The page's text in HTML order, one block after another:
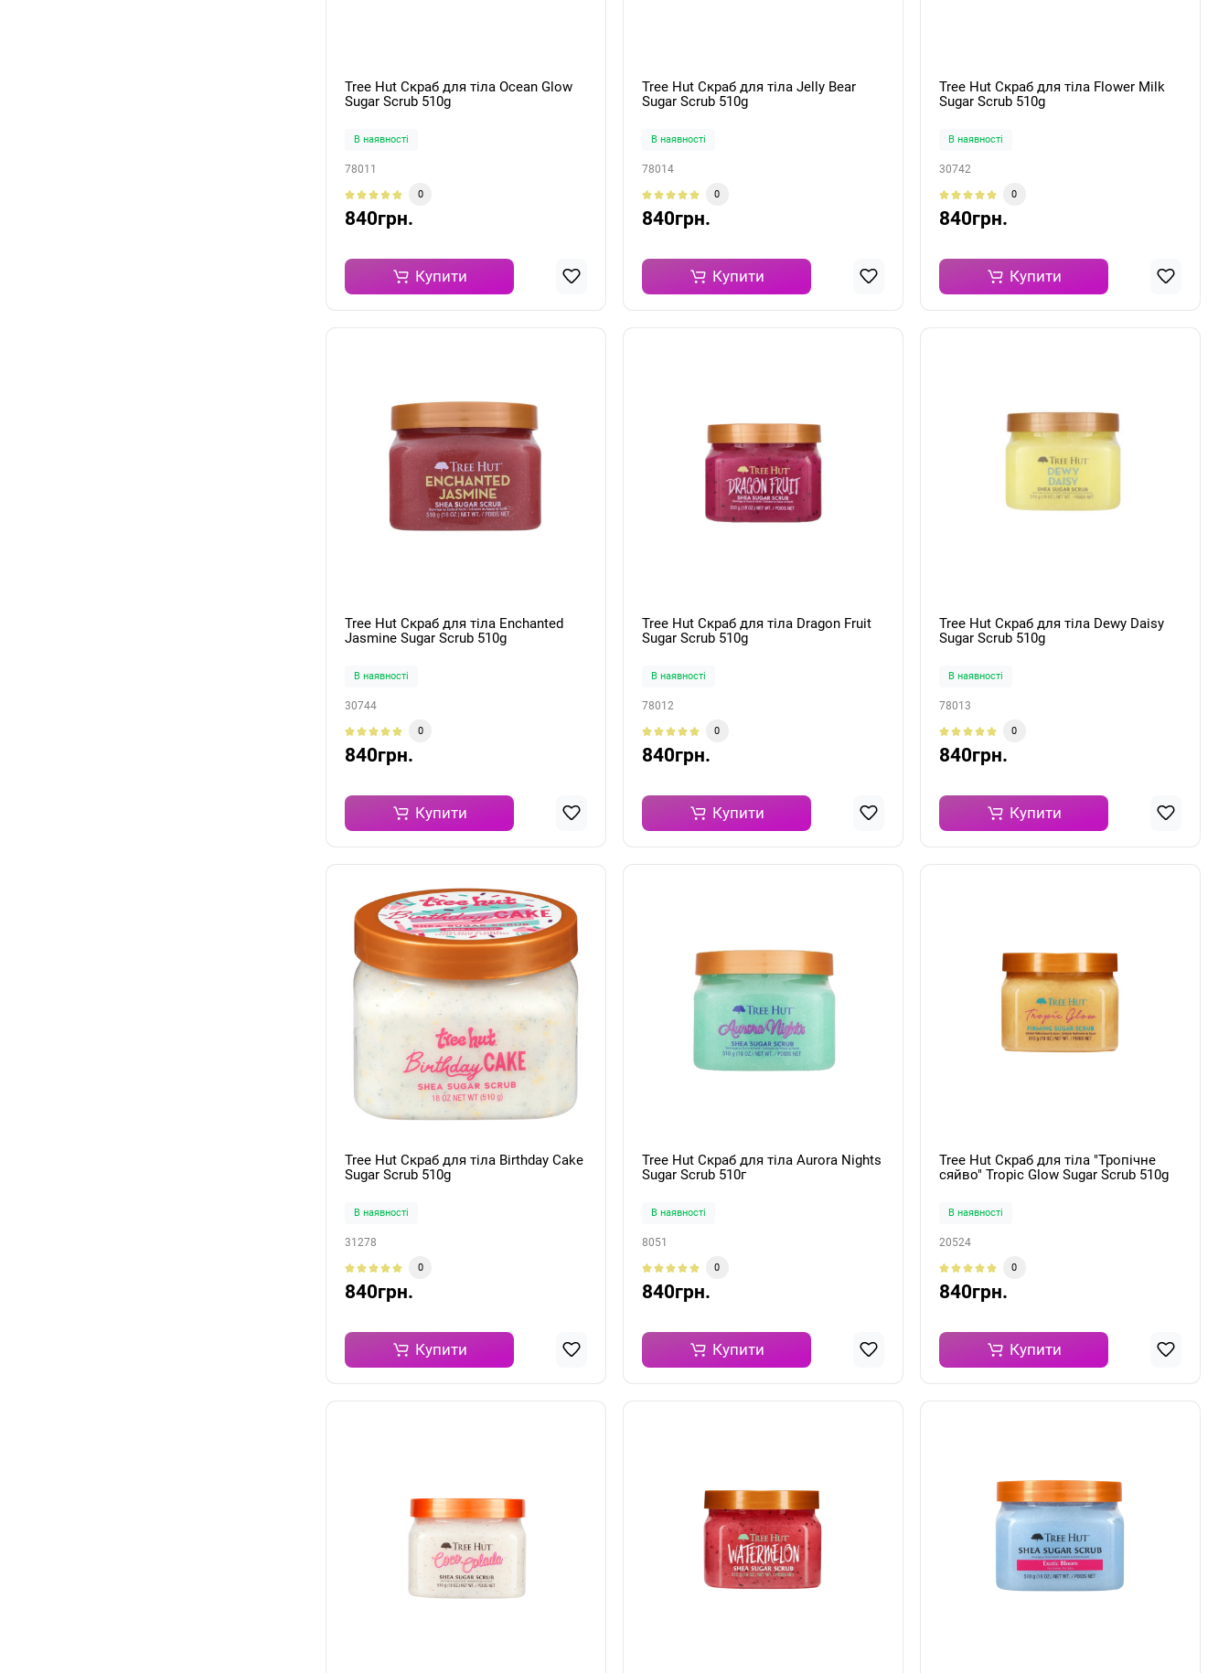
Tree Hut Скраб для тіла Ocean Glow
Sugar Scrub 510g
В наявності
78011
0
840грн.
Купити
Tree Hut Скраб для тіла Jelly Bear
Sugar Scrub 510g
В наявності
78014
0
840грн.
Купити
Tree Hut Скраб для тіла Flower Milk
Sugar Scrub 510g
В наявності
30742
0
840грн.
Купити
Tree Hut Скраб для тіла Enchanted
Jasmine Sugar Scrub 510g
В наявності
30744
0
840грн.
Купити
Tree Hut Скраб для тіла Dragon Fruit
Sugar Scrub 510g
В наявності
78012
0
840грн.
Купити
Tree Hut Скраб для тіла Dewy Daisy
Sugar Scrub 510g
В наявності
78013
0
840грн.
Купити
Tree Hut Скраб для тіла Birthday Cake
Sugar Scrub 510g
В наявності
31278
0
840грн.
Купити
Tree Hut Скраб для тіла Aurora Nights
Sugar Scrub 510г
В наявності
8051
0
840грн.
Купити
Tree Hut Скраб для тіла "Тропічне
сяйво" Tropic Glow Sugar Scrub 510g
В наявності
20524
0
840грн.
Купити